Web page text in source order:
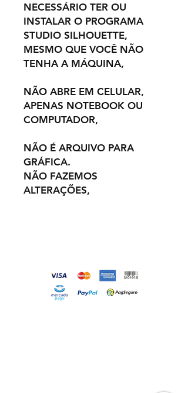
NECESSÁRIO TER OU
INSTALAR O PROGRAMA
STUDIO SILHOUETTE,
MESMO QUE VOCÊ NÃO
TENHA A MÁQUINA,
NÃO ABRE EM CELULAR,
APENAS NOTEBOOK OU
COMPUTADOR,
NÃO É ARQUIVO PARA
GRÁFICA.
NÃO FAZEMOS
ALTERAÇÕES,